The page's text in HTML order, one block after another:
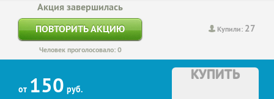
Купили: 27
Акция завершилась
ПОВТОРИТЬ АКЦИЮ
Человек проголосовало: 0
от 150 руб.
КУПИТЬ